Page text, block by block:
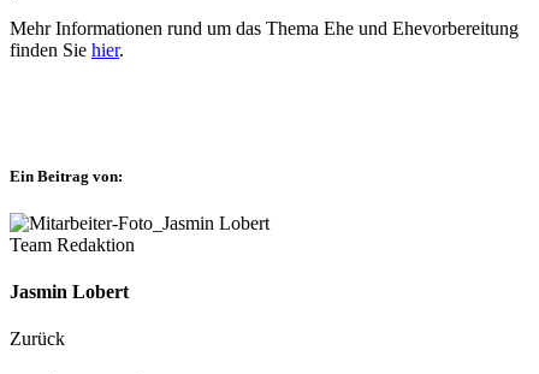
Mehr Informationen rund um das Thema Ehe und Ehevorbereitung
finden Sie hier.
Ein Beitrag von:
Team Redaktion
Jasmin Lobert
Zurück